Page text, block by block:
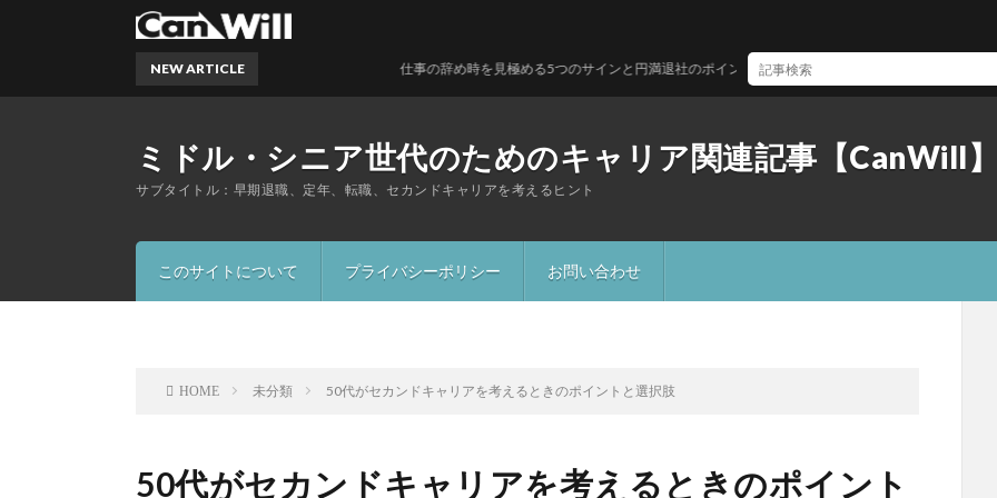
ミドル・シニア世代のためのキャリア関連記事【CanWill
サブタイトル：早期退職、定年、転職、セカンドキャリアを考えるヒント
このサイトについて プライバシーポリシー お問い合わせ
NEW ARTICLE 仕事の辞め時を見極める5つのサインと円満退社のポイント
HOME 未分類 50代がセカンドキャリアを考えるときのポイントと選択肢
50代がセカンドキャリアを考えるときのポイント